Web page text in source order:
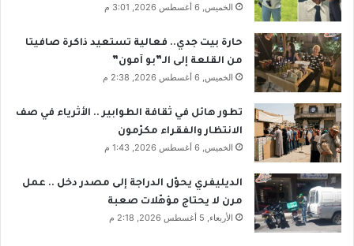
الخميس, 6 أغسطس 2026, 3:01 م
حارة بيت جدي.. فعالية تستعيد ذاكرة صافيتا
من القلعة إلى الـ”بو آمون”
الخميس, 6 أغسطس 2026, 2:38 م
تطور هائل في ثقافة الطوابير .. الأثرياء في صف
الانتظار والفقراء مكرّمون
الخميس, 6 أغسطس 2026, 1:43 م
الديليفري يحوّل الدراجة إلى مصدر دخل .. عمل
مرن لا يحتاج مؤهّلات صعبة
الأربعاء, 5 أغسطس 2026, 2:18 م